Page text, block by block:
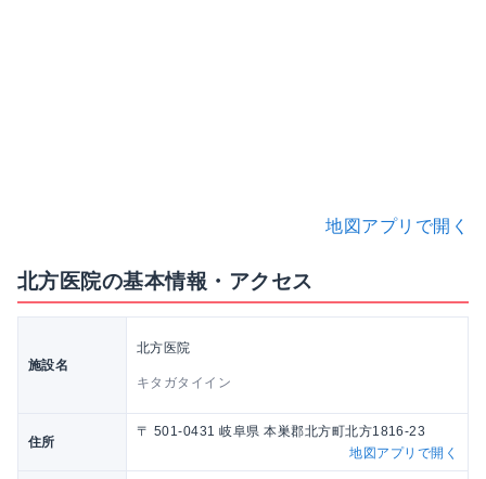
地図アプリで開く
北方医院の基本情報・アクセス
施設名
北方医院
キタガタイイン
住所
〒 501-0431 岐阜県 本巣郡北方町北方1816-23
地図アプリで開く